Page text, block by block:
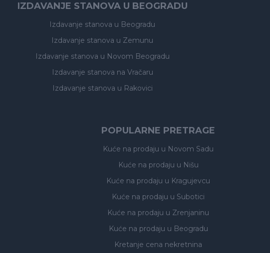
IZDAVANJE STANOVA U BEOGRADU
Izdavanje stanova u Beogradu
Izdavanje stanova u Zemunu
Izdavanje stanova u Novom Beogradu
Izdavanje stanova na Vračaru
Izdavanje stanova u Rakovici
POPULARNE PRETRAGE
Kuće na prodaju u Novom Sadu
Kuće na prodaju u Nišu
Kuće na prodaju u Kragujevcu
Kuće na prodaju u Subotici
Kuće na prodaju u Zrenjaninu
Kuće na prodaju u Beogradu
Kretanje cena nekretnina